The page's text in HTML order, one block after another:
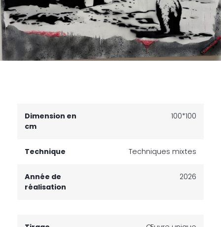
Dimension en
cm
100*100
Technique Techniques mixtes
Année de
réalisation
2026